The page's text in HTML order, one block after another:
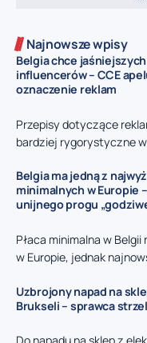
Najnowsze wpisy
Belgia chce
influencerów – CCE
oznaczenie reklam
Przepisy dotyczące
bardziej rygorystyczne
Belgia ma jedną z
minimalnych w Europie
unijnego progu
Płaca minimalna w
w Europie, jednak
Uzbrojony napad na
Brukseli – sprawca